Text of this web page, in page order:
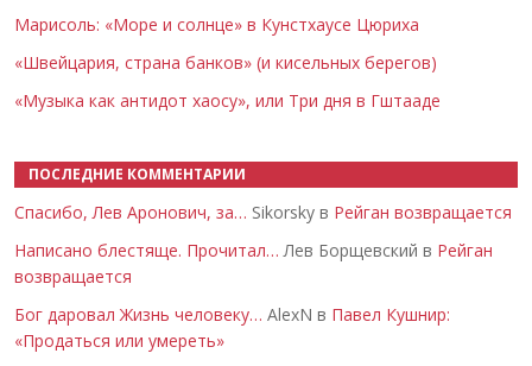
Марисоль: «Море и солнце» в Кунстхаусе Цюриха
«Швейцария, страна банков» (и кисельных берегов)
«Музыка как антидот хаосу», или Три дня в Гштааде
ПОСЛЕДНИЕ КОММЕНТАРИИ
Спасибо, Лев Аронович, за… Sikorsky в Рейган возвращается
Написано блестяще. Прочитал… Лев Борщевский в Рейган
возвращается
Бог даровал Жизнь человеку… AlexN в Павел Кушнир:
«Продаться или умереть»